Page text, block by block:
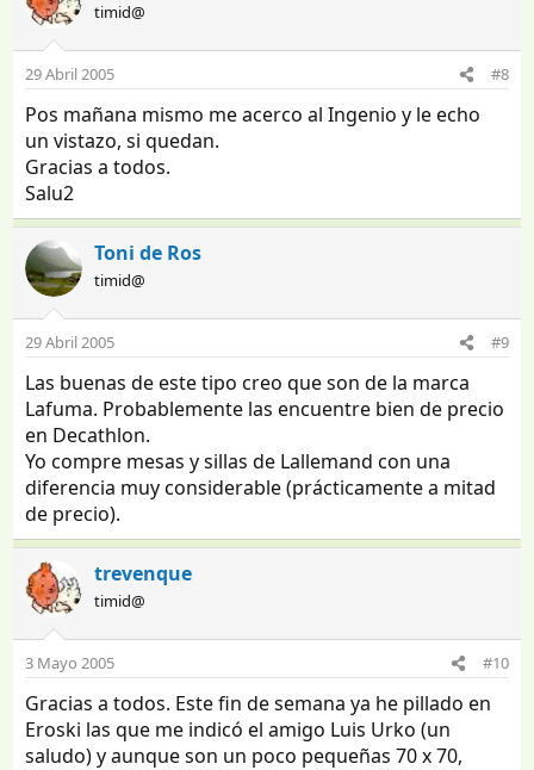
timid@
29 Abril 2005 #8
Pos mañana mismo me acerco al Ingenio y le echo
un vistazo, si quedan.
Gracias a todos.
Salu2
Toni de Ros
timid@
29 Abril 2005 #9
Las buenas de este tipo creo que son de la marca
Lafuma. Probablemente las encuentre bien de precio
en Decathlon.
Yo compre mesas y sillas de Lallemand con una
diferencia muy considerable (prácticamente a mitad
de precio).
trevenque
timid@
3 Mayo 2005 #10
Gracias a todos. Este fin de semana ya he pillado en
Eroski las que me indicó el amigo Luis Urko (un
saludo) y aunque son un poco pequeñas 70 x 70,